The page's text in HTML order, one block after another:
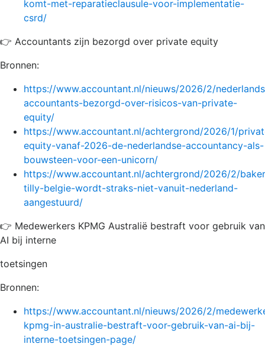
komt-met-reparatieclausule-voor-implementatie-
csrd/
👉 Accountants zijn bezorgd over private equity
Bronnen:
https://www.accountant.nl/nieuws/2026/2/
accountants-bezorgd-over-risicos-van-private-
equity/
https://www.accountant.nl/achtergrond/2026/1/
equity-vanaf-2026-de-nederlandse-accountancy-als-
bouwsteen-voor-een-unicorn/
https://www.accountant.nl/achtergrond/2026/2/
tilly-belgie-wordt-straks-niet-vanuit-nederland-
aangestuurd/
👉 Medewerkers KPMG Australië bestraft voor gebruik van
AI bij interne
toetsingen
Bronnen:
https://www.accountant.nl/nieuws/2026/2/
kpmg-in-australie-bestraft-voor-gebruik-van-ai-bij-
interne-toetsingen-page/